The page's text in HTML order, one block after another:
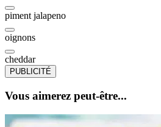
piment jalapeno
oignons
cheddar
PUBLICITÉ
Vous aimerez peut-être...